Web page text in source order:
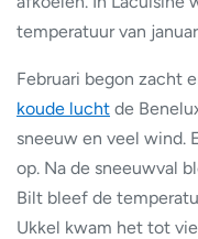
temperatuur van
Februari begon zacht
koude lucht de
sneeuw en veel wind.
op. Na de sneeuwval
Bilt bleef de
Ukkel kwam het tot